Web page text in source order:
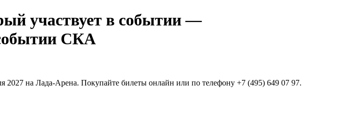
—
СКА
на Лада-Арена. Покупайте билеты онлайн или по телефону +7 (495) 649 07 97.